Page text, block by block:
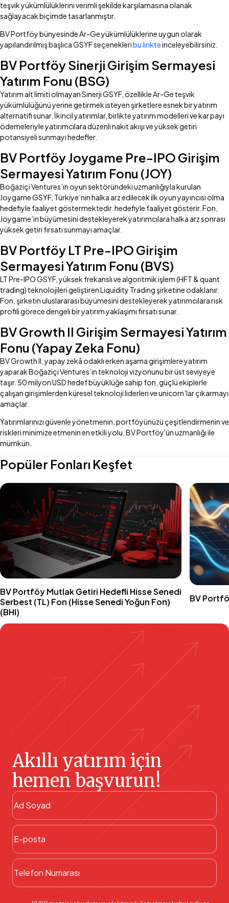
teşvik yükümlülüklerini verimli şekilde karşılamasına olanak
sağlayacak biçimde tasarlanmıştır.
BV Portföy bünyesinde Ar-Ge yükümlülüklerine uygun olarak
yapılandırılmış başlıca GSYF seçenekleribu linkteinceleyebilirsiniz.
BV Portföy Sinerji Girişim Sermayesi
Yatırım Fonu (BSG)
Yatırım alt limiti olmayan Sinerji GSYF, özellikle Ar-Ge teşvik
yükümlülüğünü yerine getirmek isteyen şirketlere esnek bir yatırım
alternatifi sunar. İkincil yatırımlar, birlikte yatırım modelleri ve kar payı
ödemeleriyle yatırımcılara düzenli nakit akışı ve yüksek getiri
potansiyeli sunmayı hedefler.
BV Portföy Joygame Pre-IPO Girişim
Sermayesi Yatırım Fonu (JOY)
Boğaziçi Ventures’ın oyun sektöründeki uzmanlığıyla kurulan
Joygame GSYF, Türkiye’nin halka arz edilecek ilk oyun yayıncısı olma
hedefiyle faaliyet göstermektedir. hedefiyle faaliyet gösterir. Fon,
Joygame’in büyümesini destekleyerek yatırımcılara halka arz sonrası
yüksek getiri fırsatı sunmayı amaçlar.
BV Portföy LT Pre-IPO Girişim
Sermayesi Yatırım Fonu (BVS)
LT Pre-IPO GSYF, yüksek frekanslı ve algoritmik işlem (HFT & quant
trading) teknolojileri geliştiren Liquidity Trading şirketine odaklanır.
Fon, şirketin uluslararası büyümesini destekleyerek yatırımcılara risk
profili görece dengeli bir yatırım yaklaşımı fırsatı sunar.
BV Growth II Girişim Sermayesi Yatırım
Fonu (Yapay Zeka Fonu)
BV Growth II, yapay zekâ odaklı erken aşama girişimlere yatırım
yaparak Boğaziçi Ventures’ın teknoloji vizyonunu bir üst seviyeye
taşır. 50 milyon USD hedef büyüklüğe sahip fon, güçlü ekiplerle
çalışan girişimlerden küresel teknoloji liderleri ve unicorn’lar çıkarmayı
amaçlar.
Yatırımlarınızı güvenle yönetmenin, portföyünüzü çeşitlendirmenin ve
riskleri minimize etmenin en etkili yolu, BV Portföy'ün uzmanlığı ile
mümkün.
Popüler Fonları Keşfet
BV Portföy Mutlak Getiri Hedefli Hisse Senedi
Serbest (TL) Fon (Hisse Senedi Yoğun Fon)
(BHI)
BV
Akıllı yatırım için
hemen başvurun!